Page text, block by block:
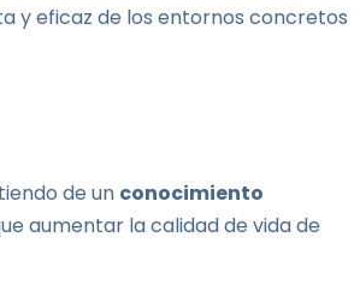
y eficaz de los entornos concretos
de un conocimiento
aumentar la calidad de vida de